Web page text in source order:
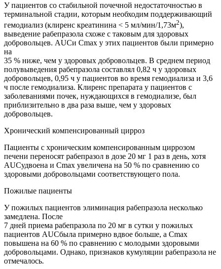
У пациентов со стабильной почечной недостаточностью в
терминальной стадии, которым необходим поддерживающий
гемодиализ (клиренс креатинина < 5 мл/мин/1,73м2),
выведение рабепразола схоже с таковым для здоровых
добровольцев. AUCи Сmах у этих пациентов были примерно
на
35 % ниже, чем у здоровых добровольцев. В среднем период
полувыведения рабепразола составлял 0,82 ч у здоровых
добровольцев, 0,95 ч у пациентов во время гемодиализа и 3,6
ч после гемодиализа. Клиренс препарата у пациентов с
заболеваниями почек, нуждающихся в гемодиализе, был
приблизительно в два раза выше, чем у здоровых
добровольцев.
Хронический компенсированный цирроз
Пациенты с хроническим компенсированным циррозом
печени переносят рабепразол в дозе 20 мг 1 раз в день, хотя
AUCудвоена и Сmах увеличена на 50 % по сравнению со
здоровыми добровольцами соответствующего пола.
Пожилые пациенты
У пожилых пациентов элиминация рабепразола несколько
замедлена. После
7 дней приема рабепразола по 20 мг в сутки у пожилых
пациентов AUCбыла примерно вдвое больше, а Сmах
повышена на 60 % по сравнению с молодыми здоровыми
добровольцами. Однако, признаков кумуляции рабепразола не
отмечалось.